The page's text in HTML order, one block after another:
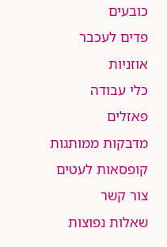
כובעים
פדים לעכבר
אוזניות
כלי עבודה
פאזלים
מדבקות ממותגות
קופסאות לעטים
צור קשר
שאלות נפוצות